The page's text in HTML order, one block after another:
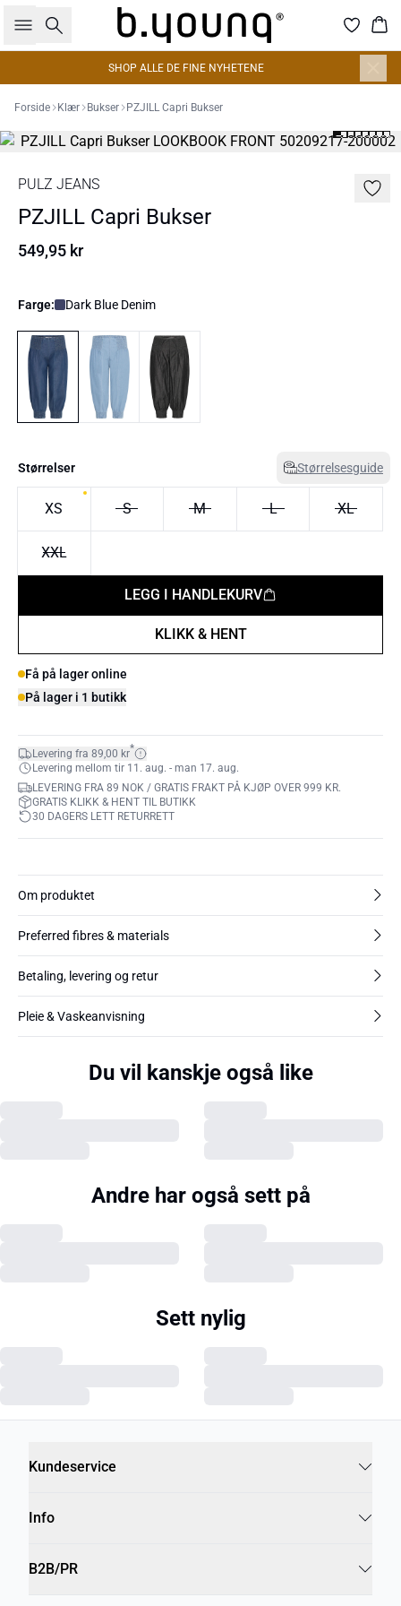
Søk
SHOP ALLE DE FINE NYHETENE
Forside Klær Bukser PZJILL Capri Bukser
PULZ JEANS
PZJILL Capri Bukser
549,95 kr
Farge: Dark Blue Denim
Størrelser Størrelsesguide
XS S M L XL
XXL
KLIKK & HENT
LEGG I HANDLEKURV
Få på lager online
På lager i 1 butikk
Levering fra 89,00 kr*
Levering mellom tir 11. aug. - man 17. aug.
LEVERING FRA 89 NOK / GRATIS FRAKT PÅ KJØP OVER 999 KR.
GRATIS KLIKK & HENT TIL BUTIKK
30 DAGERS LETT RETURRETT
Om produktet
Preferred fibres & materials
Betaling, levering og retur
Pleie & Vaskeanvisning
Du vil kanskje også like
Andre har også sett på
Sett nylig
Kundeservice
Info
B2B/PR